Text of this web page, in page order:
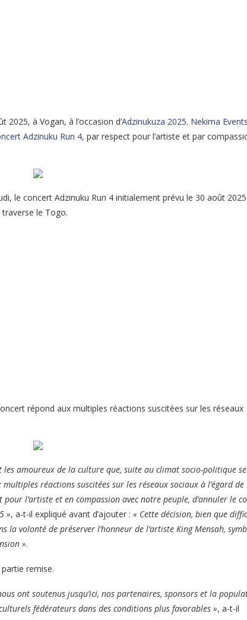
2025, à Vogan, à l’occasion d’Adzinukuza 2025. Nekima Events
Adzinuku Run 4, par respect pour l’artiste et par
le concert Adzinuku Run 4 initialement prévu le 30 août
le Togo.
répond aux multiples réactions suscitées sur les réseaux
amoureux de la culture que, suite au climat socio-politique
réactions suscitées sur les réseaux sociaux à l’égard de
l’artiste et en compassion avec notre peuple, d’annuler le
», a-t-il expliqué avant d’ajouter : « Cette décision, bien que
volonté de préserver l’honneur de l’artiste King Mensah,
».
remise.
ont soutenus jusqu’ici, nos partenaires, sponsors et la
fédérateurs dans des conditions plus favorables », a-t-il